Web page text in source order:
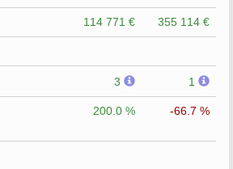
114 771 € 355 114 €
3 1
200.0 % -66.7 %